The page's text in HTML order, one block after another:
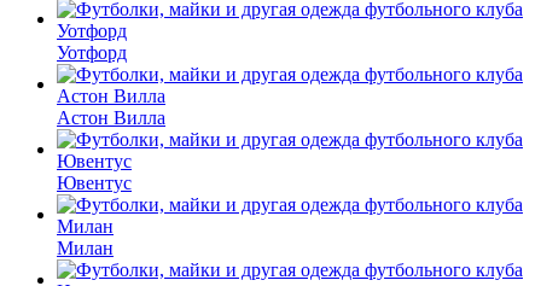
Уотфорд
Астон Вилла
Ювентус
Милан